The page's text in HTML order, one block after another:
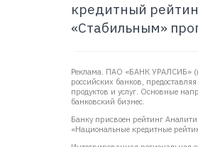
кредитный
«Стабильным»
Реклама. ПАО «БАНК УРАЛСИБ»
российских банков,
продуктов и услуг. Основные
банковский бизнес.
Банку присвоен рейтинг
«Национальные кредитные